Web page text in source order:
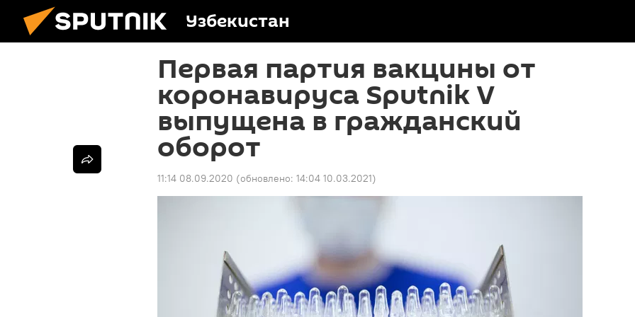
Узбекистан
Первая партия вакцины от
коронавируса Sputnik V
выпущена в гражданский
оборот
11:14 08.09.2020 (обновлено: 14:04 10.03.2021)